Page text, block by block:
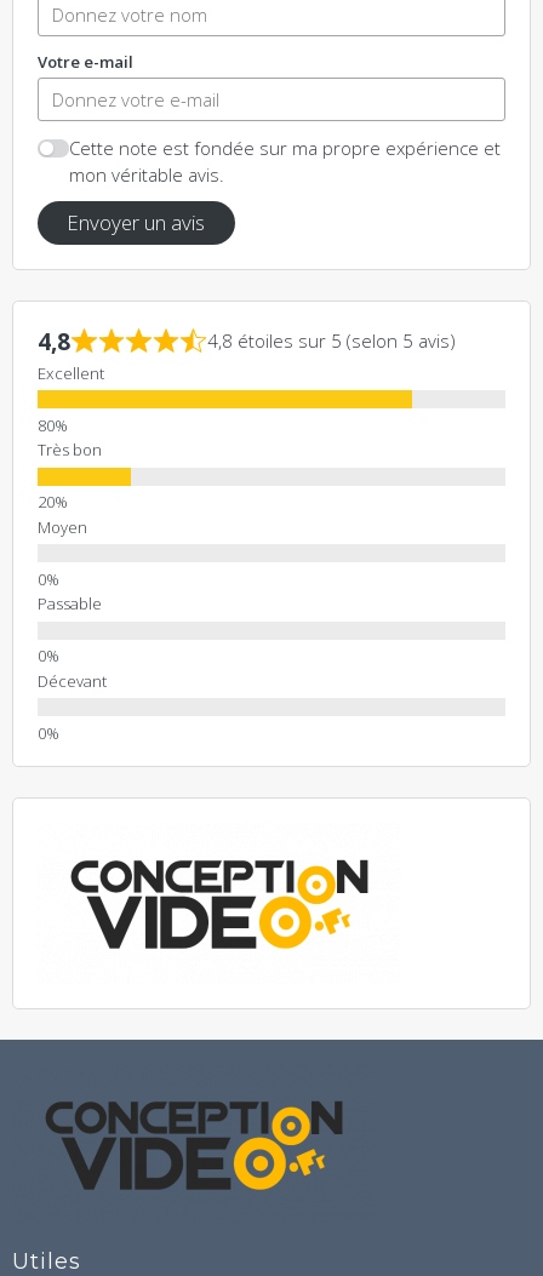
Votre e-mail
Cette note est fondée sur ma propre expérience et
mon véritable avis.
Envoyer un avis
4,8 4,8 étoiles sur 5 (selon 5 avis)
Excellent
Très bon
Moyen
Passable
Décevant
Utiles